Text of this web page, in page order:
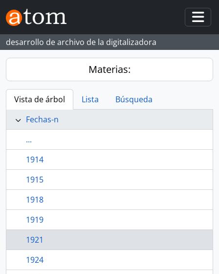
Skip to main content
desarrollo de archivo de la digitalizadora
Materias:
Vista de árbol Lista
Búsqueda
Fechas-n
...
1914
1915
1918
1919
1921
1924